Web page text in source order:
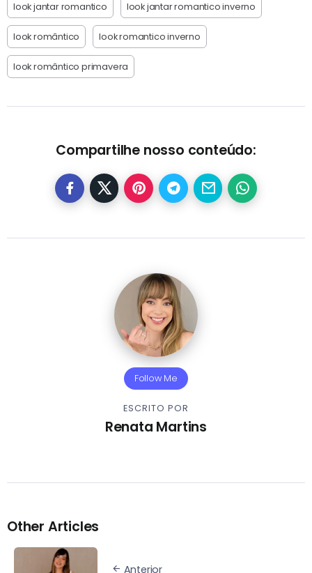
look jantar romantico look jantar romantico inverno
look romântico look romantico inverno
look romântico primavera
Compartilhe nosso conteúdo:
Follow Me
ESCRITO POR
Renata Martins
Other Articles
Anterior